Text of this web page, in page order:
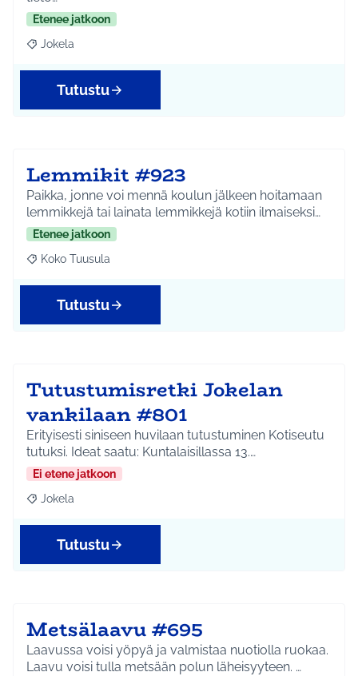
Etenee jatkoon
Rajaa tulokset aihepiirin mukaan: Jokela
Jokela
Tutustu
Lemmikit #923
Paikka, jonne voi mennä koulun jälkeen hoitamaan
lemmikkejä tai lainata lemmikkejä kotiin ilmaiseksi…
Etenee jatkoon
Rajaa tulokset aihepiirin mukaan: Koko Tuusula
Koko Tuusula
Tutustu
Tutustumisretki Jokelan
vankilaan #801
Erityisesti siniseen huvilaan tutustuminen Kotiseutu
tutuksi. Ideat saatu: Kuntalaisillassa 13.…
Ei etene jatkoon
Rajaa tulokset aihepiirin mukaan: Jokela
Jokela
Tutustu
Metsälaavu #695
Laavussa voisi yöpyä ja valmistaa nuotiolla ruokaa.
Laavu voisi tulla metsään polun läheisyyteen. …